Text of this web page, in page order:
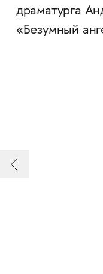
драматурга
«Безумный